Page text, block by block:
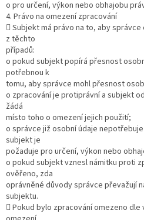
o pro určení, výkon nebo obhajobu
4. Právo na omezení zpracování
 Subjekt má právo na to, aby
z těchto
případů:
o pokud subjekt popírá přesnost
potřebnou k
tomu, aby správce mohl přesnost
o zpracování je protiprávní a subjekt
žádá
místo toho o omezení jejich použití;
o správce již osobní údaje
subjekt je
požaduje pro určení, výkon nebo
o pokud subjekt vznesl námitku proti
ověřeno, zda
oprávněné důvody správce převažují
subjektu.
 Pokud bylo zpracování omezeno dle